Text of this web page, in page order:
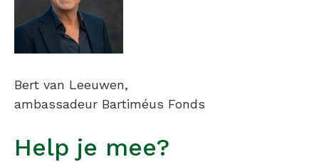
Bert van Leeuwen,
ambassadeur Bartiméus Fonds
Help je mee?